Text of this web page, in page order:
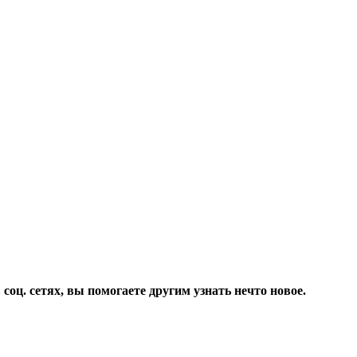
сетях, вы помогаете другим узнать нечто новое.